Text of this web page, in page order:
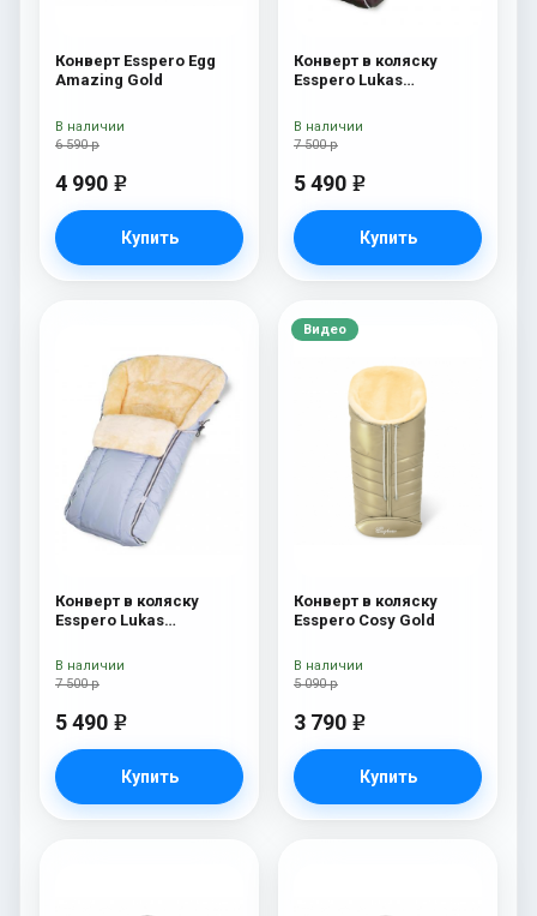
Конверт Esspero Egg
Amazing Gold
6 590 р
4 990 e
Купить
В наличии
Конверт в коляску
Esspero Lukas
шерсть) Chocolat
7 500 р
5 490 e
Купить
В наличии
Конверт в коляску
Esspero Lukas
шерсть) Blue Mountain
7 500 р
5 490 e
Купить
В наличии
Видео
Конверт в коляску
Esspero Cosy Gold
5 090 р
3 790 e
Купить
В наличии